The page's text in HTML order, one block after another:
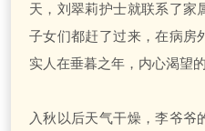
天，刘翠莉护士就联系了家
子女们都赶了过来，在病房
实人在垂暮之年，内心渴望
入秋以后天气干燥，李爷爷